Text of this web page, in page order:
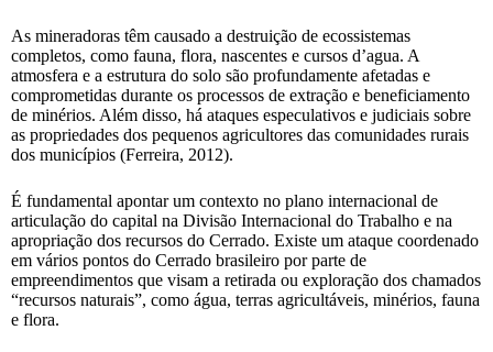
As mineradoras têm causado a destruição de ecossistemas
completos, como fauna, flora, nascentes e cursos d’agua. A
atmosfera e a estrutura do solo são profundamente afetadas e
comprometidas durante os processos de extração e beneficiamento
de minérios. Além disso, há ataques especulativos e judiciais sobre
as propriedades dos pequenos agricultores das comunidades rurais
dos municípios (Ferreira, 2012).
É fundamental apontar um contexto no plano internacional de
articulação do capital na Divisão Internacional do Trabalho e na
apropriação dos recursos do Cerrado. Existe um ataque coordenado
em vários pontos do Cerrado brasileiro por parte de
empreendimentos que visam a retirada ou exploração dos chamados
“recursos naturais”, como água, terras agricultáveis, minérios, fauna
e flora.